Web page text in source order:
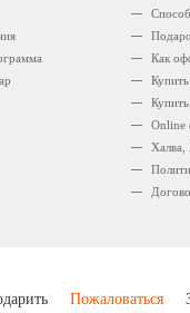
Как
Оnline
Халва,
Пожаловаться